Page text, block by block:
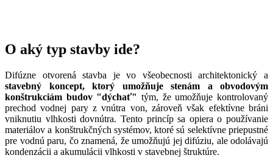
O aký typ stavby ide?
Difúzne otvorená stavba je vo všeobecnosti architektonický a
stavebný koncept, ktorý umožňuje stenám a obvodovým
konštrukciám budov "dýchať" tým, že umožňuje kontrolovaný
prechod vodnej pary z vnútra von, zároveň však efektívne bráni
vniknutiu vlhkosti dovnútra. Tento princíp sa opiera o používanie
materiálov a konštrukčných systémov, ktoré sú selektívne priepustné
pre vodnú paru, čo znamená, že umožňujú jej difúziu, ale odolávajú
kondenzácii a akumulácii vlhkosti v stavebnej štruktúre.